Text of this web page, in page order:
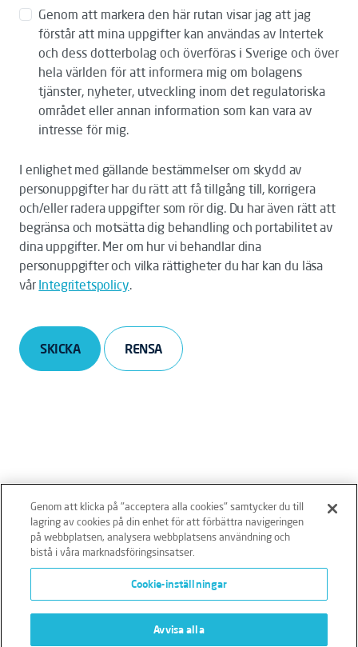
Genom att markera den här rutan visar jag att jag
förstår att mina uppgifter kan användas av Intertek
och dess dotterbolag och överföras i Sverige och över
hela världen för att informera mig om bolagens
tjänster, nyheter, utveckling inom det regulatoriska
området eller annan information som kan vara av
intresse för mig.
I enlighet med gällande bestämmelser om skydd av
personuppgifter har du rätt att få tillgång till, korrigera
och/eller radera uppgifter som rör dig. Du har även rätt att
begränsa och motsätta dig behandling och portabilitet av
dina uppgifter. Mer om hur vi behandlar dina
personuppgifter och vilka rättigheter du har kan du läsa
vår Integritetspolicy.
SKICKA
Ansvarsfriskrivning Policies
Integritetspolicy
Cookies
Klagomålshantering
Genom att klicka på "acceptera alla cookies" samtycker du till
lagring av cookies på din enhet för att förbättra navigeringen
på webbplatsen, analysera webbplatsens användning och
bistå i våra marknadsföringsinsatser.
Cookie-inställningar
Avvisa alla